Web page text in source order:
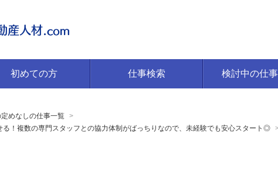
初めての方 仕事検索 検討中の仕
めなしの仕事一覧
！複数の専門スタッフとの協力体制がばっちりなので、未経験でも安心スタート◎